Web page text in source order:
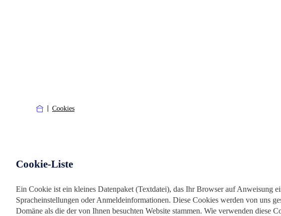
Cookies
Cookie-Liste
Ein Cookie ist ein kleines Datenpaket (Textdatei), das Ihr Browser auf Anweisung
Spracheinstellungen oder Anmeldeinformationen. Diese Cookies werden von uns
Domäne als die der von Ihnen besuchten Website stammen. Wie verwenden diese